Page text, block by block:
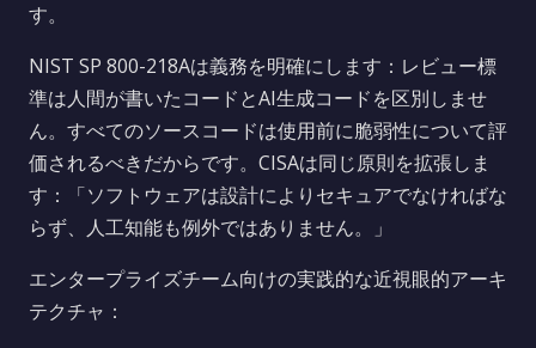
す。
NIST SP 800-218Aは義務を明確にします：レビュー標
準は人間が書いたコードとAI生成コードを区別しませ
ん。すべてのソースコードは使用前に脆弱性について評
価されるべきだからです。CISAは同じ原則を拡張しま
す：「ソフトウェアは設計によりセキュアでなければな
らず、人工知能も例外ではありません。」
エンタープライズチーム向けの実践的な近視眼的アーキ
テクチャ：